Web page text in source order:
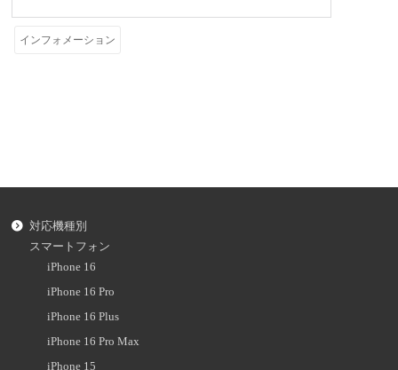
インフォメーション
対応機種別
スマートフォン
iPhone 16
iPhone 16 Pro
iPhone 16 Plus
iPhone 16 Pro Max
iPhone 15